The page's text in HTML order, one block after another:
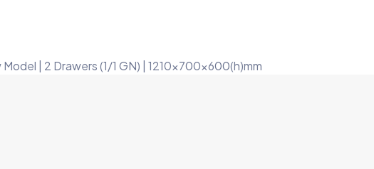
| 2 Drawers (1/1 GN) | 1210x700x600(h)mm